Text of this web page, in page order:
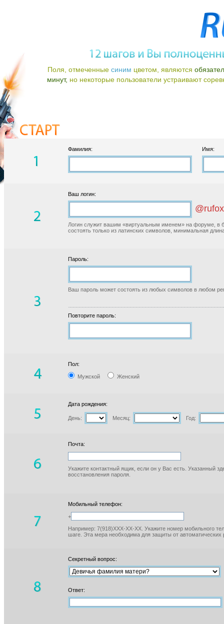
Поля, отмеченные синим цветом, являются
минут, но некоторые пользователи устраивают
Фамилия: Имя:
Ваш логин:
Логин служит вашим «виртуальным именем» на форуме, в
состоять только из латинских символов, минимальная
Пароль:
Ваш пароль может состоять из любых символов в любом
Повторите пароль:
Пол:
Мужской Женский
Дата рождения:
День: Месяц: Год:
Почта:
Укажите контактный ящик, если он у Вас есть. Указанный
восстановления пароля.
Мобильный телефон:
+
Например: 7(918)XXX-XX-XX. Укажите номер мобильного
шаге. Эта мера необходима для защиты от автоматических
Секретный вопрос:
Ответ: